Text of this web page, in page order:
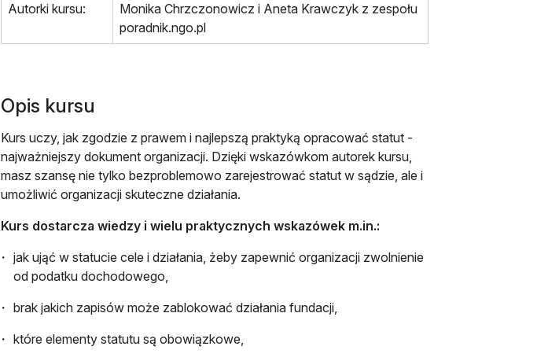
Autorki kursu:
Monika Chrzczonowicz i Aneta Krawczyk z zespołu
poradnik.ngo.pl
Opis kursu
Kurs uczy, jak zgodzie z prawem i najlepszą praktyką opracować statut -
najważniejszy dokument organizacji. Dzięki wskazówkom autorek kursu,
masz szansę nie tylko bezproblemowo zarejestrować statut w sądzie, ale i
umożliwić organizacji skuteczne działania.
Kurs dostarcza wiedzy i wielu praktycznych wskazówek m.in.:
jak ująć w statucie cele i działania, żeby zapewnić organizacji zwolnienie
od podatku dochodowego,
brak jakich zapisów może zablokować działania fundacji,
które elementy statutu są obowiązkowe,